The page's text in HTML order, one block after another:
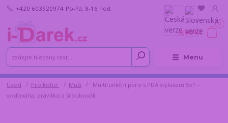
Menu
+420 603920974 Po-Pá, 8-16 hod.
0
0,00 Kč
Úvod Pro koho Muži
Multifunkční pero s PDA stylusem 5v1 -
vodováha, pravítko a šroubovák